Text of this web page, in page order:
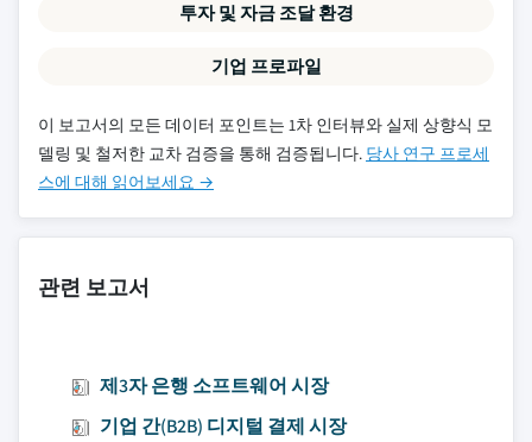
투자 및 자금 조달 환경
기업 프로파일
이 보고서의 모든 데이터 포인트는 1차 인터뷰와 실제 상향식 모
델링 및 철저한 교차 검증을 통해 검증됩니다. 당사 연구 프로세
스에 대해 읽어보세요 →
관련 보고서
제3자 은행 소프트웨어 시장
기업 간(B2B) 디지털 결제 시장